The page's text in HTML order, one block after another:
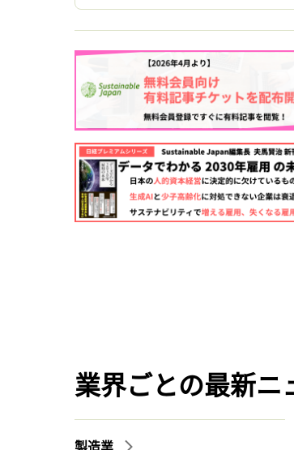
業界ごとの最新ニ